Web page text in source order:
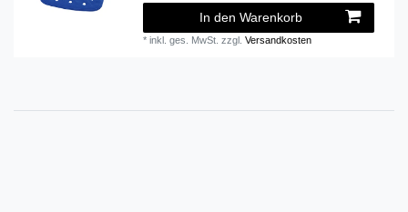
In den Warenkorb
*inkl. ges. MwSt. zzgl.Versandkosten